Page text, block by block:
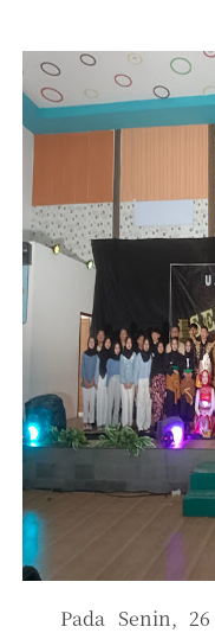
Pada Senin,